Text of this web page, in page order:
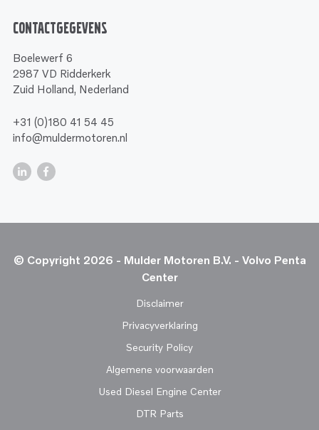
Contactgegevens
Boelewerf 6
2987 VD Ridderkerk
Zuid Holland, Nederland
+31 (0)180 41 54 45
info@muldermotoren.nl
© Copyright 2026 - Mulder Motoren B.V. - Volvo Penta
Center
Disclaimer
Privacyverklaring
Security Policy
Algemene voorwaarden
Used Diesel Engine Center
DTR Parts